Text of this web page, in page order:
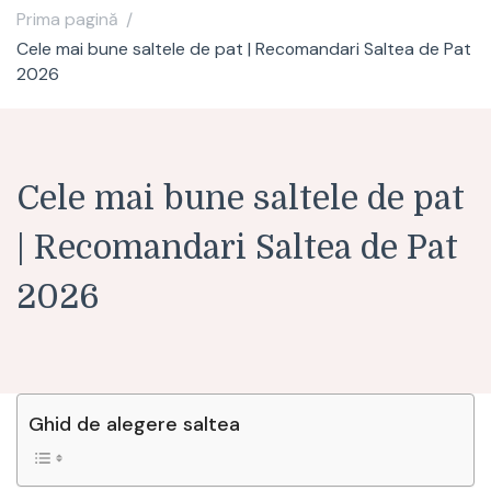
Prima pagină /
Cele mai bune saltele de pat | Recomandari Saltea de Pat
2026
Cele mai bune saltele de pat
| Recomandari Saltea de Pat
2026
Ghid de alegere saltea